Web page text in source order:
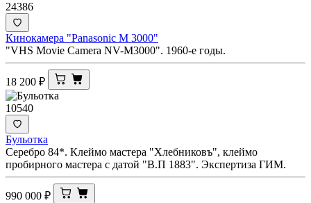
24386
Кинокамера "Panasonic M 3000"
"VHS Movie Camera NV-M3000". 1960-е годы.
18 200 ₽
10540
Бульотка
Серебро 84*. Клеймо мастера "Хлебниковъ", клеймо
пробирного мастера с датой "В.П 1883". Экспертиза ГИМ.
990 000 ₽